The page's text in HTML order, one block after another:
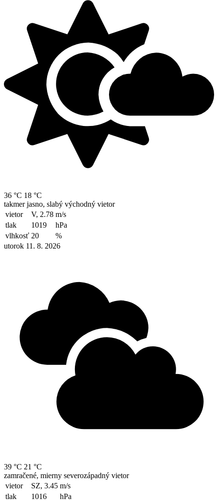
36 °C 18 °C
takmer jasno, slabý východný vietor
vietor
V, 2.78 m/s
tlak
1019
hPa
vlhkosť 20
%
utorok 11. 8. 2026
39 °C 21 °C
zamračené, mierny severozápadný vietor
vietor
SZ, 3.45 m/s
tlak
1016
hPa